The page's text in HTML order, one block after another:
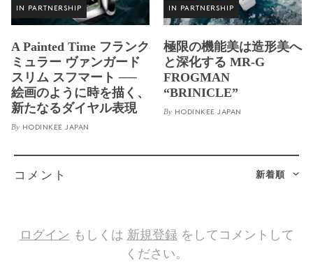
IN PARTNERSHIP
A Painted Time フランク
ミュラー ヴァンガード
スリム スフマート ──
絵画のように時を描く、
新たなるダイヤル表現
By HODINKEE JAPAN
IN PARTNERSHIP
極限の機能美は造形美へ
と深化する MR-G
FROGMAN
“BRINICLE”
By HODINKEE JAPAN
新着順
コメント
ログイン もしくは 新規登録をしてコメントして
ください。